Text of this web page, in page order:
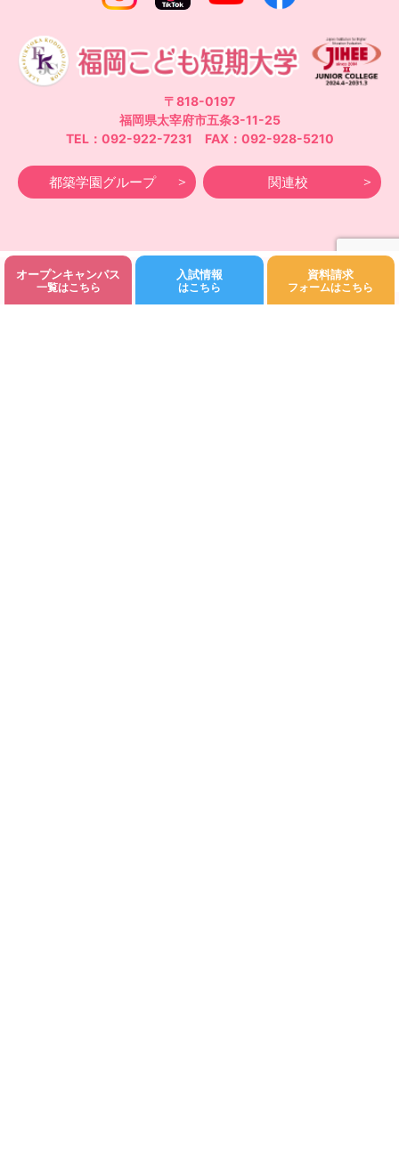
オープンキャンパス
一覧はこちら
入試情報
はこちら
資料請求
フォームはこちら
〒818-0197
福岡県太宰府市五条3-11-25
TEL：092-922-7231 FAX：092-928-5210
都築学園グループ 関連校
©Fukuoka Kodomo Junior College 都築学園.All rights reserved.